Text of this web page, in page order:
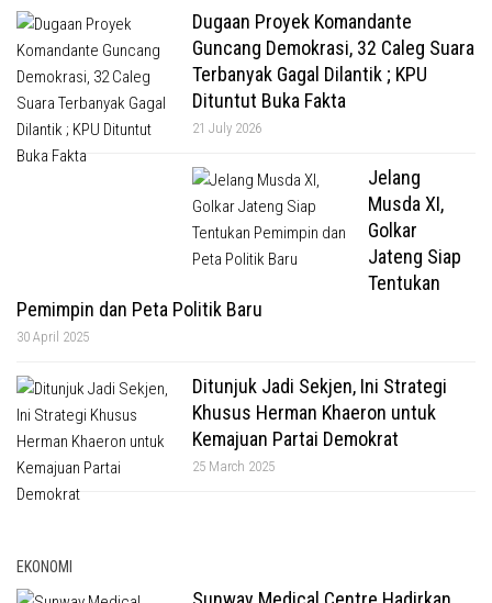
Dugaan Proyek Komandante
Guncang Demokrasi, 32 Caleg Suara
Terbanyak Gagal Dilantik ; KPU
Dituntut Buka Fakta
21 July 2026
Jelang
Musda XI,
Golkar
Jateng Siap
Tentukan
Pemimpin dan Peta Politik Baru
30 April 2025
Ditunjuk Jadi Sekjen, Ini Strategi
Khusus Herman Khaeron untuk
Kemajuan Partai Demokrat
25 March 2025
EKONOMI